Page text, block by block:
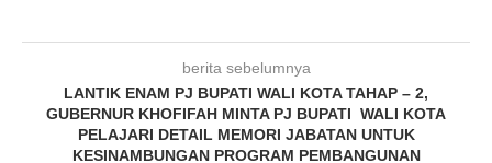
berita sebelumnya
LANTIK ENAM PJ BUPATI WALI KOTA TAHAP – 2,
GUBERNUR KHOFIFAH MINTA PJ BUPATI WALI KOTA
PELAJARI DETAIL MEMORI JABATAN UNTUK
KESINAMBUNGAN PROGRAM PEMBANGUNAN